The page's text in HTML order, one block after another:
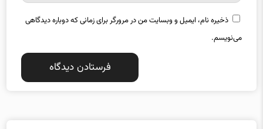
ذخیره نام، ایمیل و وبسایت من در مرورگر برای زمانی که دوباره دیدگاهی
می‌نویسم.